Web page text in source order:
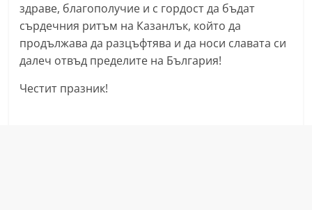
З
а
г
о
р
здраве, благополучие и с гордост да бъдат
сърдечния ритъм на Казанлък, който да
продължава да разцъфтява и да носи славата си
далеч отвъд пределите на България!
Честит празник!